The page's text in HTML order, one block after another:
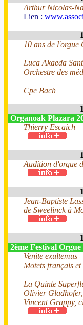
Arthur Nicolas-
Lien :
10 ans de l'orgue
Luca Akaeda
Orchestre des
Cpe Bach
Organoak Plazara
Thierry Escaich
Audition d'orgue
Jean-Baptiste
de Sweelinck à
2ème Festival Orgue
Venite exultemus
Motets français
La Quinte
Olivier
Vincent Grappy,